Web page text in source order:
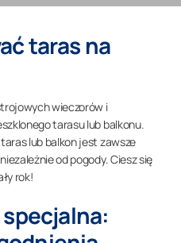
taras na
wieczorów i
tarasu lub balkonu.
lub balkon jest zawsze
od pogody. Ciesz się
rok!